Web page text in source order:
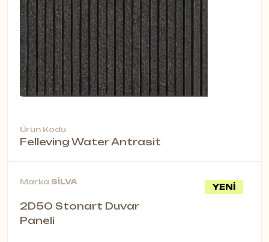
Ürün Kodu
Felleving Water Antrasit
YENİ
Marka SİLVA
2D50 Stonart Duvar
Paneli